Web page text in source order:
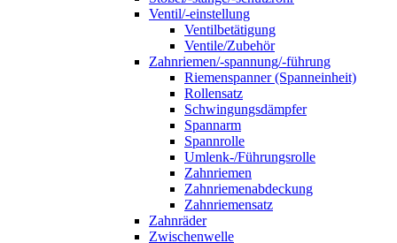
Ventil/-einstellung
Ventilbetätigung
Ventile/Zubehör
Zahnriemen/-spannung/-führung
Riemenspanner (Spanneinheit)
Rollensatz
Schwingungsdämpfer
Spannarm
Spannrolle
Umlenk-/Führungsrolle
Zahnriemen
Zahnriemenabdeckung
Zahnriemensatz
Zahnräder
Zwischenwelle